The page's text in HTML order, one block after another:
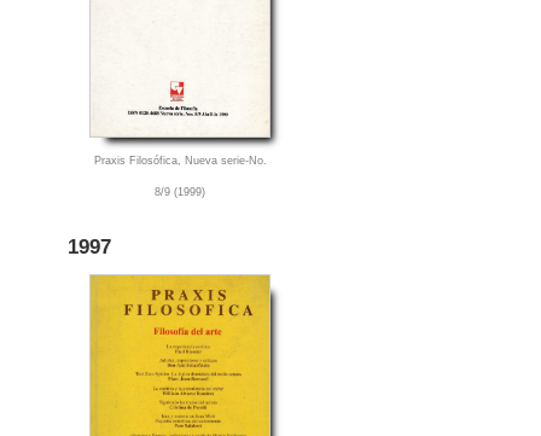
Praxis Filosófica, Nueva serie-No.
8/9 (1999)
1997